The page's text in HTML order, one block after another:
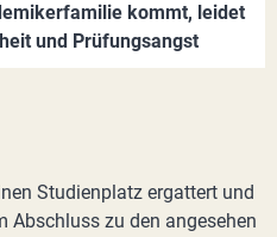
kommt, leidet
und Prüfungsangst
Studienplatz ergattert und
Abschluss zu den angesehen